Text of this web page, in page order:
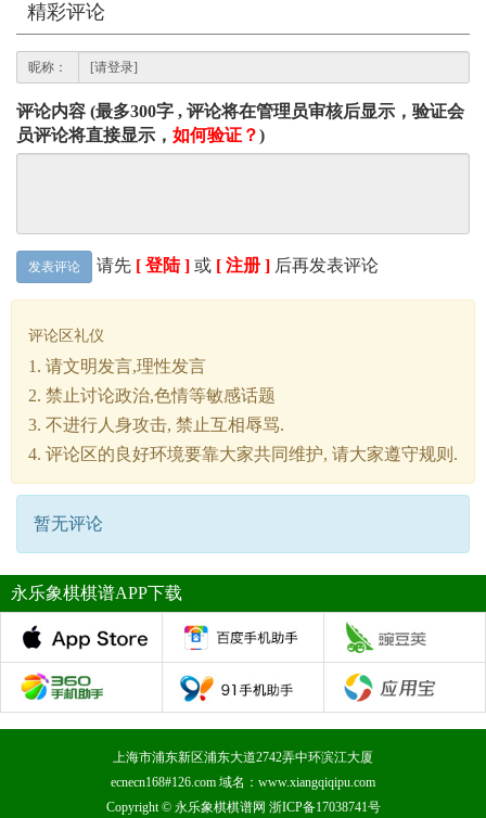
精彩评论
昵称：
评论内容 (最多300字 , 评论将在管理员审核后显示，验证会
员评论将直接显示， 如何验证？)
发表评论 请先 [ 登陆 ] 或 [ 注册 ] 后再发表评论
评论区礼仪
1. 请文明发言,理性发言
2. 禁止讨论政治,色情等敏感话题
3. 不进行人身攻击, 禁止互相辱骂.
4. 评论区的良好环境要靠大家共同维护, 请大家遵守规则.
暂无评论
永乐象棋棋谱APP下载
上海市浦东新区浦东大道2742弄中环滨江大厦
ecnecn168#126.com 域名：www.xiangqiqipu.com
Copyright © 永乐象棋棋谱网 浙ICP备17038741号